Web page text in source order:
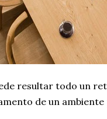
resultar todo un
de un